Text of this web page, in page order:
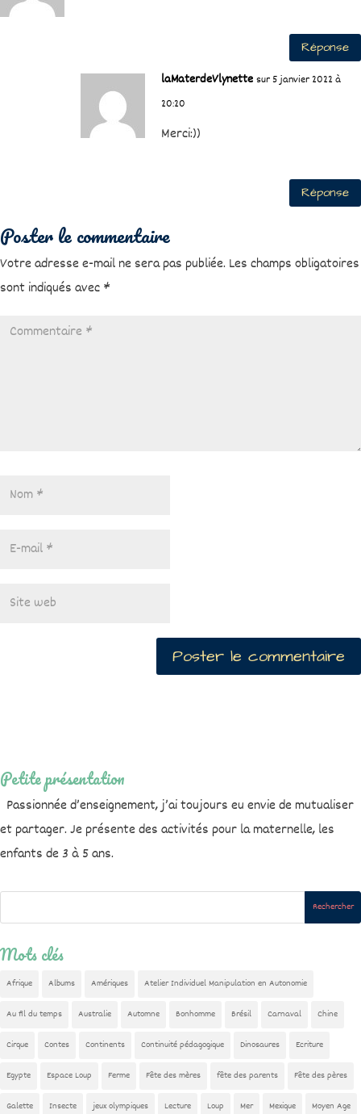
Réponse
laMaterdeVlynette sur 5 janvier 2022 à
20:20
Merci:))
Réponse
Poster le commentaire
Votre adresse e-mail ne sera pas publiée. Les champs obligatoires
sont indiqués avec *
Petite présentation
Passionnée d’enseignement, j’ai toujours eu envie de mutualiser
et partager. Je présente des activités pour la maternelle, les
enfants de 3 à 5 ans.
Mots clés
Afrique Albums Amériques Atelier Individuel Manipulation en Autonomie
Au fil du temps Australie Automne Bonhomme Brésil Carnaval Chine
Cirque Contes Continents Continuité pédagogique Dinosaures Ecriture
Egypte Espace Loup Ferme Fête des mères fête des parents Fête des pères
Galette Insecte jeux olympiques Lecture Loup Mer Mexique Moyen Age